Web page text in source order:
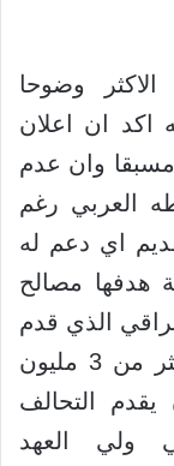
وضوحا
اكد ان اعلان
مسبقا وان عدم
العربي رغم
اي دعم له
هدفها مصالح
الذي قدم
الالاف من الشهداء و الجرحى واكثر من 3 مليون
التحالف
ولي العهد